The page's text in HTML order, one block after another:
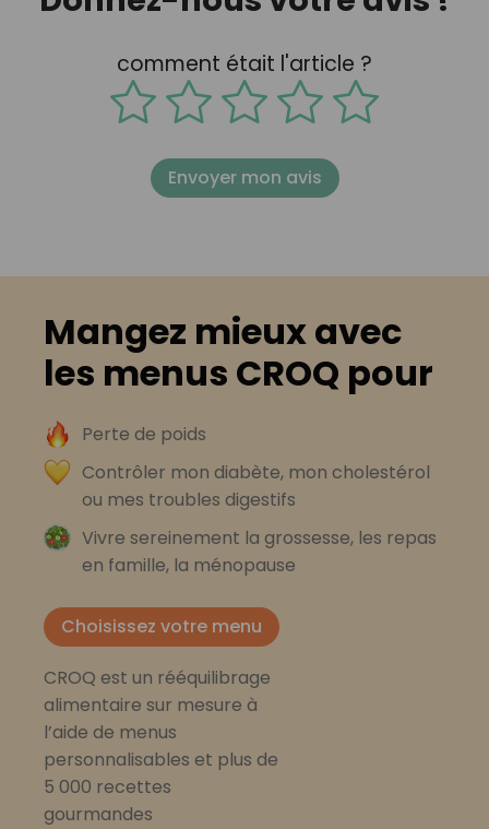
comment était l'article ?
Envoyer mon avis
Mangez mieux avec
les menus CROQ pour
Perte de poids
Contrôler mon diabète, mon cholestérol
ou mes troubles digestifs
Vivre sereinement la grossesse, les repas
en famille, la ménopause
Choisissez votre menu
CROQ est un rééquilibrage
alimentaire sur mesure à
l’aide de menus
personnalisables et plus de
5 000 recettes
gourmandes